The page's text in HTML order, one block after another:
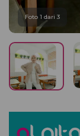
Foto 1 dari 3